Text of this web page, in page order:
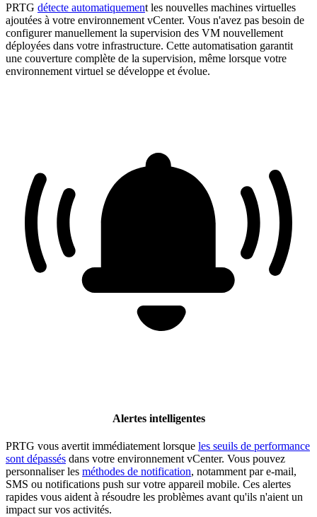
PRTG détecte automatiquement les nouvelles machines virtuelles
ajoutées à votre environnement vCenter. Vous n'avez pas besoin de
configurer manuellement la supervision des VM nouvellement
déployées dans votre infrastructure. Cette automatisation garantit
une couverture complète de la supervision, même lorsque votre
environnement virtuel se développe et évolue.
Alertes intelligentes
PRTG vous avertit immédiatement lorsque les seuils de performance
sont dépassés dans votre environnement vCenter. Vous pouvez
personnaliser les méthodes de notification, notamment par e-mail,
SMS ou notifications push sur votre appareil mobile. Ces alertes
rapides vous aident à résoudre les problèmes avant qu'ils n'aient un
impact sur vos activités.